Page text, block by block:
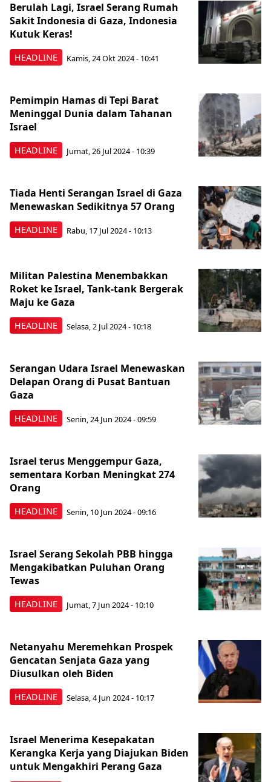
HEADLINE
Berulah Lagi, Israel Serang Rumah
Sakit Indonesia di Gaza, Indonesia
Kutuk Keras!
Kamis, 24 Okt 2024 - 10:41
HEADLINE
Pemimpin Hamas di Tepi Barat
Meninggal Dunia dalam Tahanan
Israel
Jumat, 26 Jul 2024 - 10:39
HEADLINE
Tiada Henti Serangan Israel di Gaza
Menewaskan Sedikitnya 57 Orang
Rabu, 17 Jul 2024 - 10:13
HEADLINE
Militan Palestina Menembakkan
Roket ke Israel, Tank-tank Bergerak
Maju ke Gaza
Selasa, 2 Jul 2024 - 10:18
HEADLINE
Serangan Udara Israel Menewaskan
Delapan Orang di Pusat Bantuan
Gaza
Senin, 24 Jun 2024 - 09:59
HEADLINE
Israel terus Menggempur Gaza,
sementara Korban Meningkat 274
Orang
Senin, 10 Jun 2024 - 09:16
HEADLINE
Israel Serang Sekolah PBB hingga
Mengakibatkan Puluhan Orang
Tewas
Jumat, 7 Jun 2024 - 10:10
HEADLINE
Netanyahu Meremehkan Prospek
Gencatan Senjata Gaza yang
Diusulkan oleh Biden
Selasa, 4 Jun 2024 - 10:17
Israel Menerima Kesepakatan
Kerangka Kerja yang Diajukan Biden
untuk Mengakhiri Perang Gaza